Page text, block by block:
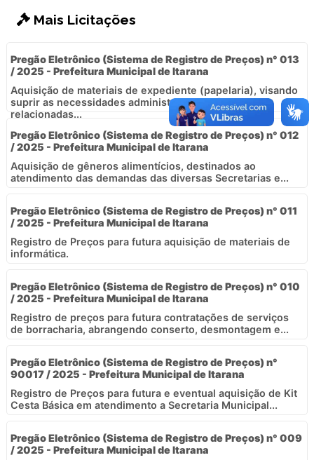
Mais Licitações
Pregão Eletrônico (Sistema de Registro de Preços) n° 013
/ 2025 - Prefeitura Municipal de Itarana
Aquisição de materiais de expediente (papelaria), visando
suprir as necessidades administrativas diárias
relacionadas...
Pregão Eletrônico (Sistema de Registro de Preços) n° 012
/ 2025 - Prefeitura Municipal de Itarana
Aquisição de gêneros alimentícios, destinados ao
atendimento das demandas das diversas Secretarias e...
Pregão Eletrônico (Sistema de Registro de Preços) n° 011
/ 2025 - Prefeitura Municipal de Itarana
Registro de Preços para futura aquisição de materiais de
informática.
Pregão Eletrônico (Sistema de Registro de Preços) n° 010
/ 2025 - Prefeitura Municipal de Itarana
Registro de preços para futura contratações de serviços
de borracharia, abrangendo conserto, desmontagem e...
Pregão Eletrônico (Sistema de Registro de Preços) n°
90017 / 2025 - Prefeitura Municipal de Itarana
Registro de Preços para futura e eventual aquisição de Kit
Cesta Básica em atendimento a Secretaria Municipal...
Pregão Eletrônico (Sistema de Registro de Preços) n° 009
/ 2025 - Prefeitura Municipal de Itarana